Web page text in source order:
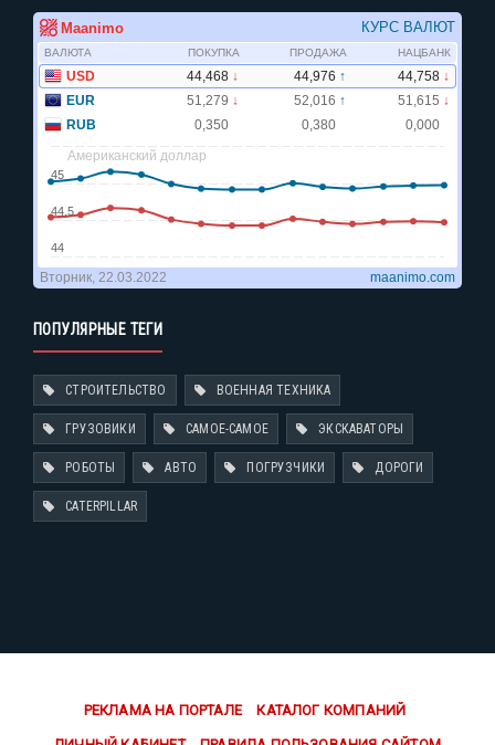
ПОПУЛЯРНЫЕ ТЕГИ
СТРОИТЕЛЬСТВО ВОЕННАЯ ТЕХНИКА
ГРУЗОВИКИ САМОЕ-САМОЕ ЭКСКАВАТОРЫ
РОБОТЫ АВТО ПОГРУЗЧИКИ ДОРОГИ
CATERPILLAR
РЕКЛАМА НА ПОРТАЛЕ КАТАЛОГ КОМПАНИЙ